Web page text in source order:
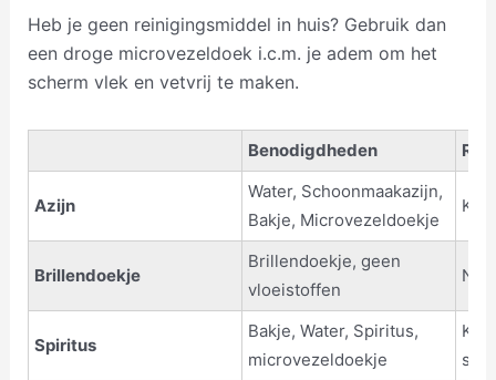
Heb je geen reinigingsmiddel in huis? Gebruik dan
een droge microvezeldoek i.c.m. je adem om het
scherm vlek en vetvrij te maken.
Benodigdheden
Azijn
Water, Schoonmaakazijn,
Bakje, Microvezeldoekje
Brillendoekje
Brillendoekje, geen
vloeistoffen
Nihil
Spiritus
Bakje, Water, Spiritus,
microvezeldoekje